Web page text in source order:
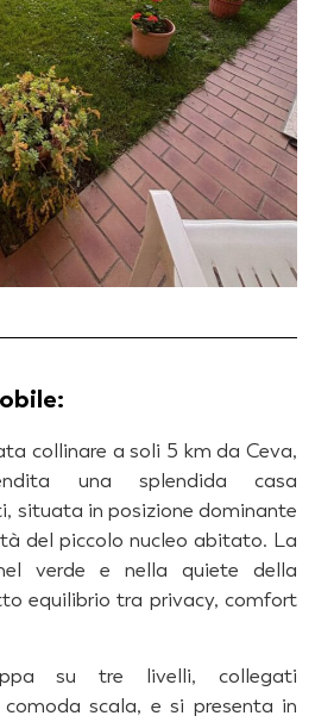
collinare a soli 5 km da Ceva,
una splendida casa
situata in posizione dominante
del piccolo nucleo abitato. La
verde e nella quiete della
equilibrio tra privacy, comfort
su tre livelli, collegati
scala, e si presenta in